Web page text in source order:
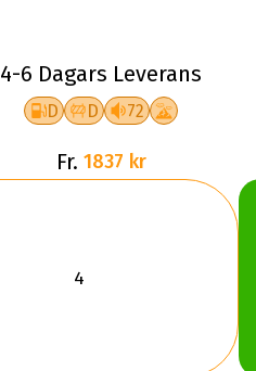
4-6 Dagars Leverans
D D 72
Fr. 1837 kr